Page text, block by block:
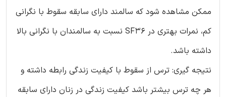
ممکن مشاهده شود که سالمند دارای سابقه سقوط با نگرانی
کم، نمرات بهتری در SF36 نسبت به سالمندان با نگرانی بالا
داشته باشد.
نتیجه گیری: ترس از سقوط با کیفیت زندگی رابطه داشته و
هر چه ترس بیشتر باشد کیفیت زندگی در زنان دارای سابقه